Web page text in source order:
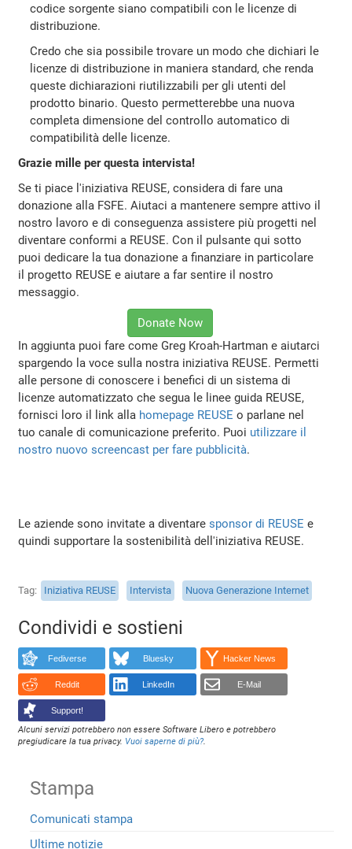
codice sorgente siano compatibili con le licenze di
distribuzione.
Credo che sia possibile trovare un modo che dichiari le
licenze di distribuzione in maniera standard, che renda
queste dichiarazioni riutilizzabili per gli utenti del
prodotto binario. Questo permetterebbe una nuova
completa dimensione del controllo automatico di
compatibilità delle licenze.
Grazie mille per questa intervista!
Se ti piace l'iniziativa REUSE, considera di fare una
donazione alla FSFE. Aiutaci a mantenere sempre attivo il
nostro lavoro e di conseguenza assistere più progetti nel
diventare conformi a REUSE. Con il pulsante qui sotto
puoi dedicare la tua donazione a finanziare in particolare
il progetto REUSE e aiutare a far sentire il nostro
messaggio.
Donate Now
In aggiunta puoi fare come Greg Kroah-Hartman e aiutarci
spargendo la voce sulla nostra iniziativa REUSE. Permetti
alle persone di conoscere i benefici di un sistema di
licenze automatizzato che segua le linee guida REUSE,
fornisci loro il link alla homepage REUSE o parlane nel
tuo canale di comunicazione preferito. Puoi utilizzare il
nostro nuovo screencast per fare pubblicità.
Le aziende sono invitate a diventaresponsor di REUSE e
quindi supportare la sostenibilità dell'iniziativa REUSE.
Tag Iniziativa REUSE Intervista Nuova Generazione Internet
Condividi e sostieni
Fediverse Bluesky Hacker News
Reddit LinkedIn E-Mail
Support!
Alcuni servizi potrebbero non essere Software Libero e potrebbero
pregiudicare la tua privacy. Vuoi saperne di più?.
Stampa
Comunicati stampa
Ultime notizie